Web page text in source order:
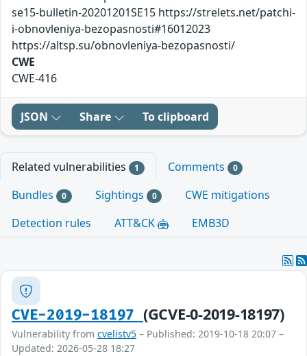
se15-bulletin-20201201SE15 https://strelets.net/patchi-
i-obnovleniya-bezopasnosti#16012023
https://altsp.su/obnovleniya-bezopasnosti/
CWE
CWE-416
JSON Share To clipboard
Related vulnerabilities 1 Comments 0
Bundles 0 Sightings 0
CWE mitigations
Detection rules
ATT&CK EMB3D
CVE-2019-18197 (GCVE-0-2019-18197)
Vulnerability from cvelistv5 – Published: 2019-10-18 20:07 –
Updated: 2026-05-28 18:27